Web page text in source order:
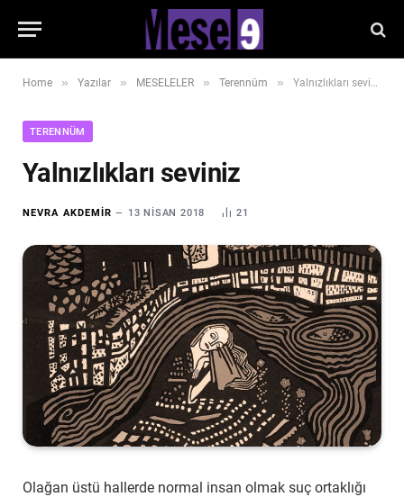
Home » Yazılar » MESELELER » Terennüm » Yalnızlıkları seviniz
TERENNÜM
Yalnızlıkları seviniz
NEVRA AKDEMIR 13 NISAN 2018 21
Olağan üstü hallerde normal insan olmak suç ortaklığı